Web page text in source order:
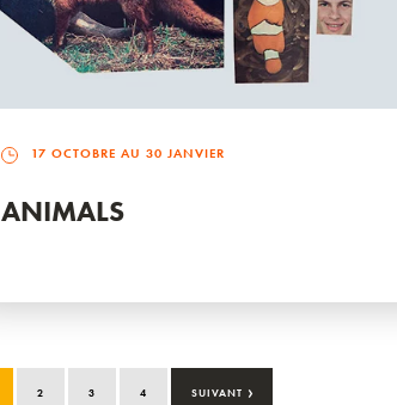
17 OCTOBRE AU 30 JANVIER
ANIMALS
2 3 4 SUIVANT ›